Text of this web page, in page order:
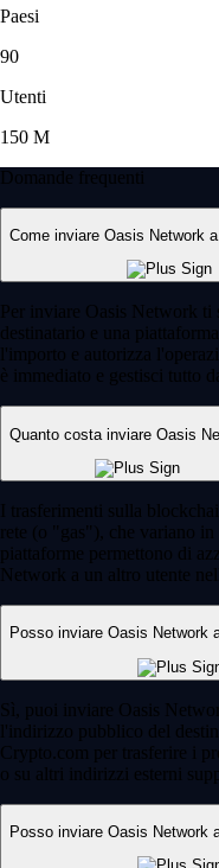
Paesi
90
Utenti
150 M
Domande frequenti
Come inviare Oasis Network
Per inviare Oasis Network
destinatario e una
l'importo e autorizza
è immediato e gestisci tutto
Quanto costa inviare Oasis
I trasferimenti sulla
rete (o "gas"), che variano
piattaforme permettono di
Network a un altro utente
Posso inviare Oasis Network
Sì, puoi inviare Oasis
l'indirizzo pubblico del
Crypto.com per trasferire i
o su altri indirizzi esterni
Posso inviare Oasis Network